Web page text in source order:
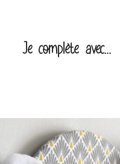
Je complète avec...